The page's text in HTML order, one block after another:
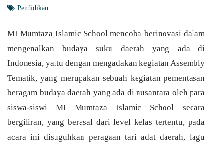
Pendidikan
MI Mumtaza Islamic School mencoba berinovasi dalam
mengenalkan budaya suku daerah yang ada di
Indonesia, yaitu dengan mengadakan kegiatan Assembly
Tematik, yang merupakan sebuah kegiatan pementasan
beragam budaya daerah yang ada di nusantara oleh para
siswa-siswi MI Mumtaza Islamic School secara
bergiliran, yang berasal dari level kelas tertentu, pada
acara ini disuguhkan peragaan tari adat daerah, lagu